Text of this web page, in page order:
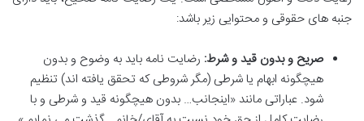
جنبه های حقوقی و محتوایی زیر باشد:
صریح و بدون قید و شرط: رضایت نامه باید به وضوح و بدون
هیچگونه ابهام یا شرطی (مگر شروطی که تحقق یافته اند) تنظیم
شود. عباراتی مانند «اینجانب… بدون هیچگونه قید و شرطی و با